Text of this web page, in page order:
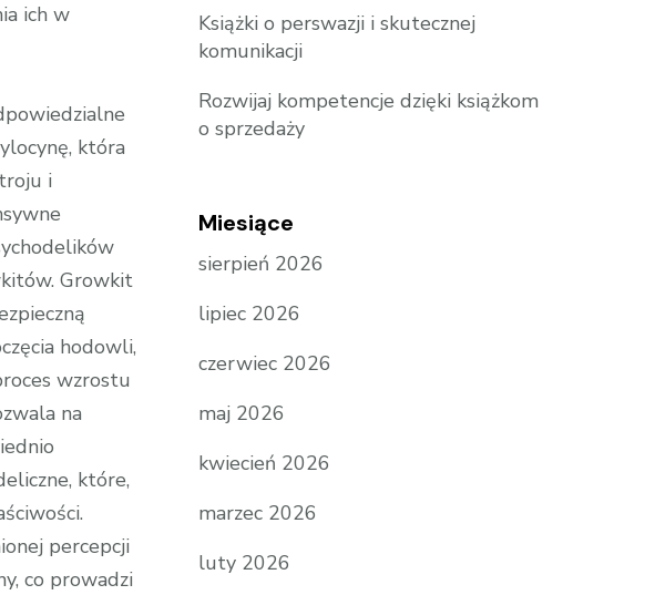
ich w
która
i
Growkit
hodowli,
wzrostu
na
które,
percepcji
co prowadzi
Książki o perswazji i skutecznej
komunikacji
Rozwijaj kompetencje dzięki książkom
o sprzedaży
Miesiące
sierpień 2026
lipiec 2026
czerwiec 2026
maj 2026
kwiecień 2026
marzec 2026
luty 2026